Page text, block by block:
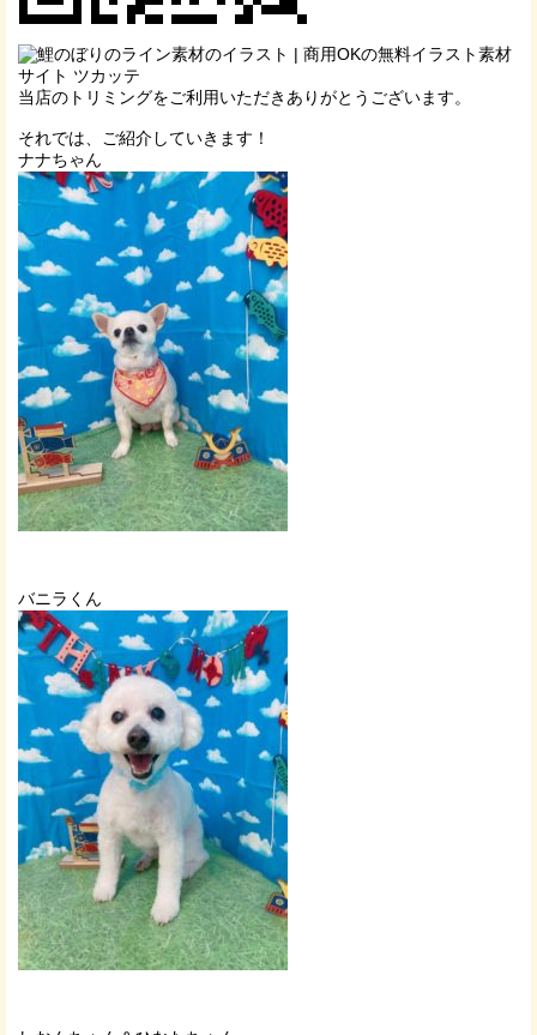
当店のトリミングをご利用いただきありがとうございます。
それでは、ご紹介していきます！
ナナちゃん
バニラくん